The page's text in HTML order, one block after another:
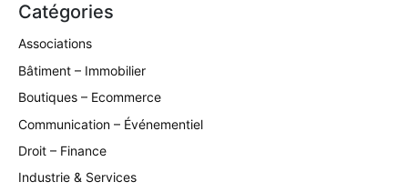
Catégories
Associations
Bâtiment – Immobilier
Boutiques – Ecommerce
Communication – Événementiel
Droit – Finance
Industrie & Services